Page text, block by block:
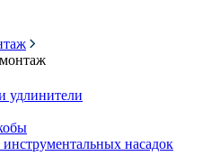
удлинители
насадок